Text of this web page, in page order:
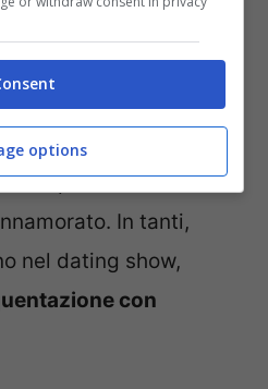
avrei mai
Doriana. Grazie a
di una foto in cui
con abiti
ha quindi voltato
In tanti,
nel dating show,
con
options